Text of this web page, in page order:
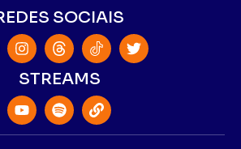
SOCIAIS
STREAMS